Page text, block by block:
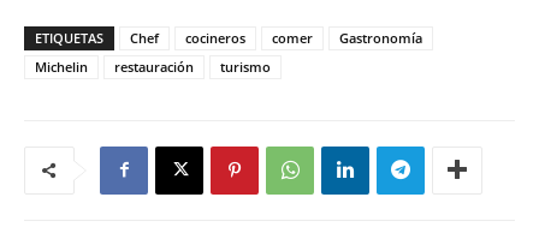
ETIQUETAS Chef cocineros comer
Gastronomía
Michelin
restauración turismo